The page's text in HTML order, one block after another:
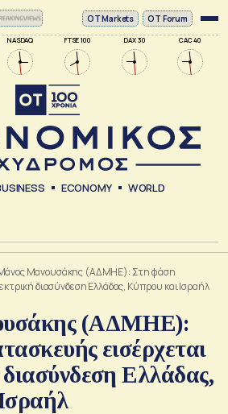
NASDAQ FTSE 100 DAX 30 CAC 40
ΟΤ Markets OT Forum
ECONOMY WORLD
Μανουσάκης (ΑΔΜΗΕ): Στη φάση
διασύνδεση Ελλάδας, Κύπρου και Ισραήλ
(ΑΔΜΗΕ):
εισέρχεται
Ελλάδας,